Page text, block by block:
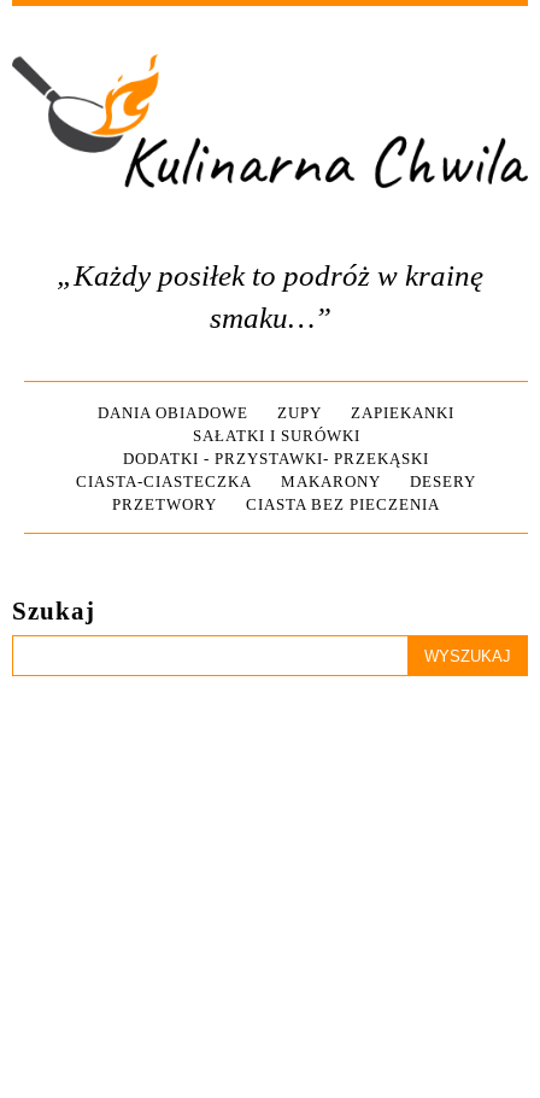
„Każdy posiłek to podróż w krainę
smaku…”
DANIA OBIADOWE ZUPY
ZAPIEKANKI
SAŁATKI I SURÓWKI
DODATKI - PRZYSTAWKI- PRZEKĄSKI
CIASTA-CIASTECZKA
MAKARONY
DESERY
PRZETWORY
CIASTA BEZ PIECZENIA
Szukaj